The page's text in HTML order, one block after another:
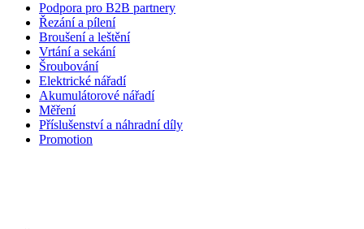
Podpora pro B2B partnery
Řezání a pílení
Broušení a leštění
Vrtání a sekání
Šroubování
Elektrické nářadí
Akumulátorové nářadí
Měření
Příslušenství a náhradní díly
Promotion